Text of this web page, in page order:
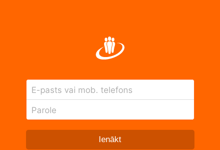
E-pasts vai mob. telefons
Parole
Ienākt